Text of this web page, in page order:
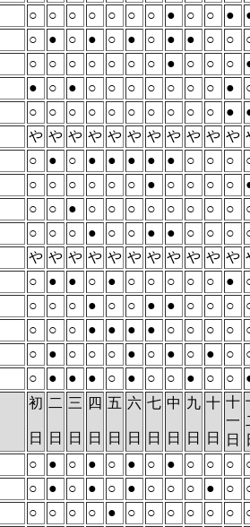
○ ○ ○ ○ ○ ○ ○ ● ○ ○ ●
○ ● ○ ● ○ ● ○ ● ● ○ ○
○ ○ ○ ○ ○ ○ ○ ● ○ ○ ○
● ○ ● ○ ○ ○ ○ ○ ○ ○ ●
○ ○ ○ ○ ○ ○ ○ ○ ○ ○ ●
や や や や や や や や や や や
○ ● ○ ● ● ● ● ● ○ ○ ○
○ ○ ○ ○ ○ ○ ● ○ ○ ○ ○
○ ○ ● ○ ○ ○ ○ ○ ○ ○ ○
○ ○ ○ ● ○ ○ ● ● ○ ○ ○
や や や や や や や や や や や
○ ● ● ○ ● ○ ○ ○ ○ ○ ●
○ ○ ○ ● ○ ○ ● ● ○ ○ ○
○ ○ ○ ● ● ● ● ○ ○ ○ ○
○ ● ○ ○ ○ ● ○ ● ○ ● ○
○ ● ● ● ○ ● ○ ○ ● ○ ○
初
日
二
日
三
日
四
日
五
日
六
日
七
日
中
日
九
日
十
日
十
一
日
○ ● ○ ● ○ ● ○ ● ○ ○ ○
○ ● ○ ● ○ ● ○ ○ ○ ● ○
○ ○ ○ ○ ● ○ ○ ○ ○ ○ ○